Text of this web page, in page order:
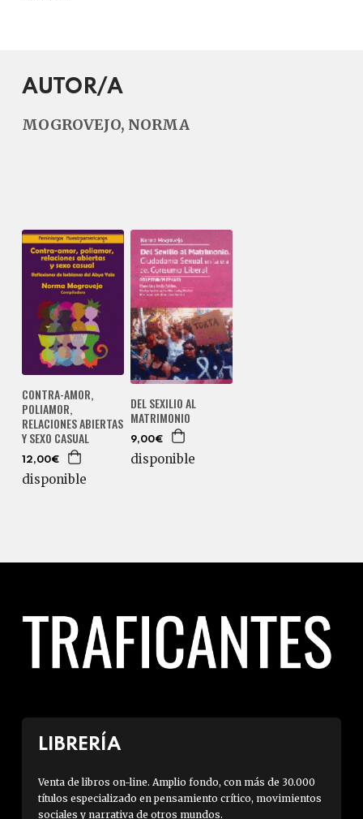
AUTOR/A
MOGROVEJO, NORMA
CONTRA-AMOR,
POLIAMOR,
RELACIONES ABIERTAS
Y SEXO CASUAL
12,00€
disponible
DEL SEXILIO AL
MATRIMONIO
9,00€
disponible
LIBRERÍA
Venta de libros on-line. Amplio fondo, con más de 30.000
títulos especializado en pensamiento crítico, movimientos
sociales y narrativa de otros mundos.